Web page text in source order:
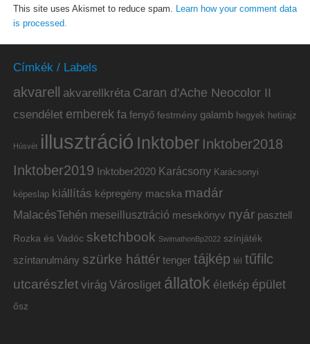
This site uses Akismet to reduce spam.
Learn how your comment data
is processed.
Címkék / Labels
akvarell akvarellkréta Caran d'Ache Neocolor II
csendélet emberek fa fenyő festmény galamb hegyek hetirajz
Húsvét illusztráció Inktober Inktober2018
Inktober2019 Inktober2020 Karácsony Karácsonyi
képeslap kiállítás képregény macska madár
MalacésTehén meseillusztráció mesekönyv nyár pasztell
Rozka és Vadóc sketchbook SwimathonBp2022 színjáték
színtanulmány szürke háttér tenger tájkép tél tűfilc
utcarészlet virág Városliget állatok életkép épület
ősz